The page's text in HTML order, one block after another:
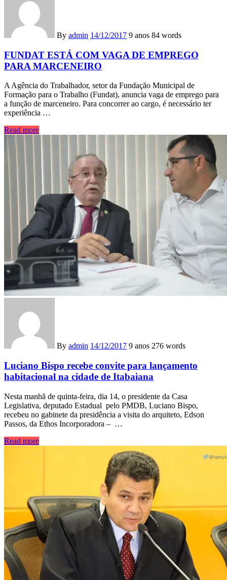
By admin 14/12/2017 9 anos 84 words
FUNDAT ESTÁ COM VAGA DE EMPREGO
PARA MARCENEIRO
A Agência do Trabalhador, setor da Fundação Municipal de
Formação para o Trabalho (Fundat), anuncia vaga de emprego para
a função de marceneiro. Para concorrer ao cargo, é necessário ter
experiência …
Read more
By admin 14/12/2017 9 anos 276 words
Luciano Bispo recebe convite para lançamento
habitacional na cidade de Itabaiana
Nesta manhã de quinta-feira, dia 14, o presidente da Casa
Legislativa, deputado Estadual pelo PMDB, Luciano Bispo,
recebeu no gabinete da presidência a visita do arquiteto, Edson
Passos, da Ethos Incorporadora – …
Read more